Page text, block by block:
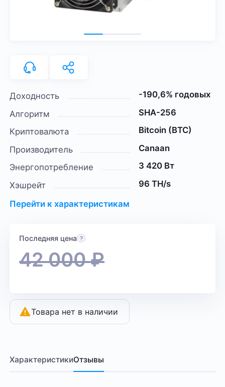
Доходность
-190,6% годовых
Алгоритм
SHA-256
Криптовалюта
Bitcoin (BTC)
Производитель
Canaan
Энергопотребление
3 420 Вт
Хэшрейт
96 TH/s
Перейти к характеристикам
Последняя цена
42 000₽
Товара нет в наличии
ХарактеристикиОтзывы